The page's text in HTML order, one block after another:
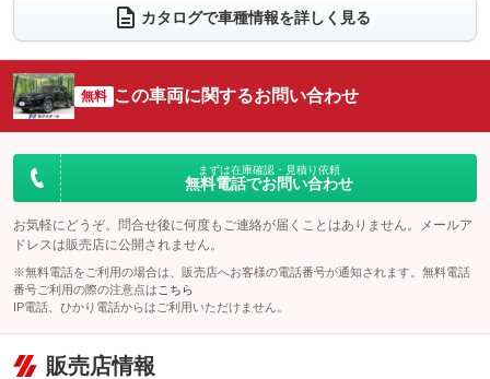
電動リアゲート フロントカメラ
：装備あり
シートエアコン
：装備あり 全周囲カメラ
：装備あり
サイドカメラ
：装備あり ルーフレール
：装備なし
エアサスペンション ヘッドライトウォッシャー
カタログで車種情報を詳しく見る
無料 この車両に関するお問い合わせ
まずは在庫確認・見積り依頼
無料電話でお問い合わせ
お気軽にどうぞ。問合せ後に何度もご連絡が届くことはありません。メールア
ドレスは販売店に公開されません。
※無料電話をご利用の場合は、販売店へお客様の電話番号が通知されます。無料電話
番号ご利用の際の注意点は こちら
IP電話、ひかり電話からはご利用いただけません。
販売店情報